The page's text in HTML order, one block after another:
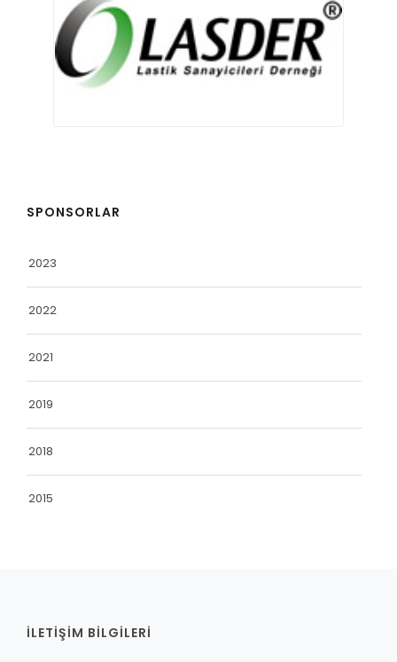
SPONSORLAR
2023
2022
2021
2019
2018
2015
İLETİŞİM BİLGİLERİ